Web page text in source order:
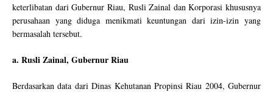
keterlibatan dari Gubernur Riau, Rusli Zainal dan Korporasi khususnya
perusahaan yang diduga menikmati keuntungan dari izin-izin yang
bermasalah tersebut.
a. Rusli Zainal, Gubernur Riau
Berdasarkan data dari Dinas Kehutanan Propinsi Riau 2004, Gubernur